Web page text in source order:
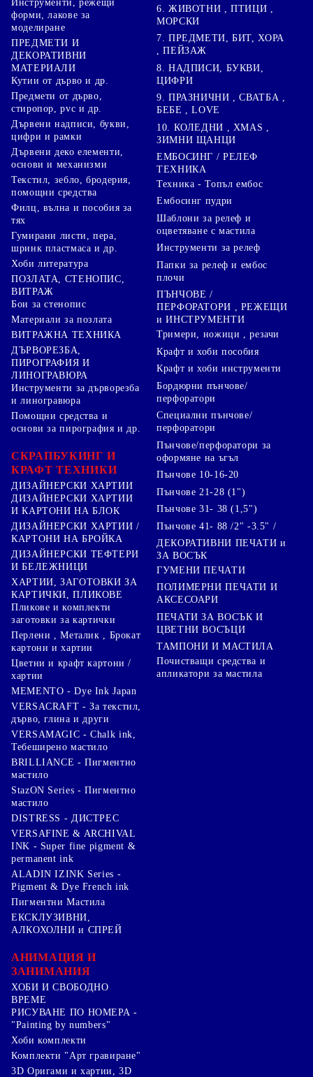
Инструменти, режещи
форми, лакове за
моделиране
ПРЕДМЕТИ И
ДЕКОРАТИВНИ
МАТЕРИАЛИ
Кутии от дърво и др.
Предмети от дърво,
стиропор, pvc и др.
Дървени надписи, букви,
цифри и рамки
Дървени деко елементи,
основи и механизми
Текстил, зебло, бродерия,
помощни средства
Филц, вълна и пособия за
тях
Гумирани листи, пера,
шринк пластмаса и др.
Хоби литература
ПОЗЛАТА, СТЕНОПИС,
ВИТРАЖ
Бои за стенопис
Материали за позлата
ВИТРАЖНА ТЕХНИКА
ДЪРВОРЕЗБА,
ПИРОГРАФИЯ И
ЛИНОГРАВЮРА
Инструменти за дърворезба
и линогравюра
Помощни средства и
основи за пирография и др.
СКРАПБУКИНГ И
КРАФТ ТЕХНИКИ
ДИЗАЙНЕРСКИ ХАРТИИ
ДИЗАЙНЕРСКИ ХАРТИИ
И КАРТОНИ НА БЛОК
ДИЗАЙНЕРСКИ ХАРТИИ /
КАРТОНИ НА БРОЙКА
ДИЗАЙНЕРСКИ ТЕФТЕРИ
И БЕЛЕЖНИЦИ
ХАРТИИ, ЗАГОТОВКИ ЗА
КАРТИЧКИ, ПЛИКОВЕ
Пликове и комплекти
заготовки за картички
Перлени , Металик , Брокат
картони и хартии
Цветни и крафт картони /
хартии
6. ЖИВОТНИ , ПТИЦИ ,
МОРСКИ
7. ПРЕДМЕТИ, БИТ, ХОРА
, ПЕЙЗАЖ
8. НАДПИСИ, БУКВИ,
ЦИФРИ
9. ПРАЗНИЧНИ , СВАТБА ,
БЕБЕ , LOVE
10. КОЛЕДНИ , XMAS ,
ЗИМНИ ЩАНЦИ
ЕМБОСИНГ / РЕЛЕФ
ТЕХНИКА
Техника - Топъл ембос
Ембосинг пудри
Шаблони за релеф и
оцветяване с мастила
Инструменти за релеф
Папки за релеф и ембос
плочи
ПЪНЧОВЕ /
ПЕРФОРАТОРИ , РЕЖЕЩИ
и ИНСТРУМЕНТИ
Тримери, ножици , резачи
Крафт и хоби пособия
Крафт и хоби инструменти
Бордюрни пънчове/
перфоратори
Специални пънчове/
перфоратори
Пънчове/перфоратори за
оформяне на ъгъл
Пънчове 10-16-20
Пънчове 21-28 (1")
Пънчове 31- 38 (1,5")
Пънчове 41- 88 /2" -3.5" /
ДЕКОРАТИВНИ ПЕЧАТИ и
ЗА ВОСЪК
ГУМЕНИ ПЕЧАТИ
ПОЛИМЕРНИ ПЕЧАТИ И
АКСЕСОАРИ
ПЕЧАТИ ЗА ВОСЪК И
ЦВЕТНИ ВОСЪЦИ
ТАМПОНИ И МАСТИЛА
Почистващи средства и
апликатори за мастила
MEMENTO - Dye Ink Japan
VERSACRAFT - За текстил,
дърво, глина и други
VERSAMAGIC - Chalk ink,
Тебеширено мастило
BRILLIANCE - Пигментно
мастило
StazON Series - Пигментно
мастило
DISTRESS - ДИСТРЕС
VERSAFINE & ARCHIVAL
INK - Super fine pigment &
permanent ink
ALADIN IZINK Series -
Pigment & Dye French ink
Пигментни Мастила
ЕКСКЛУЗИВНИ,
АЛКОХОЛНИ и СПРЕЙ
АНИМАЦИЯ И
ЗАНИМАНИЯ
ХОБИ И СВОБОДНО
ВРЕМЕ
РИСУВАНЕ ПО НОМЕРА -
"Painting by numbers"
Хоби комплекти
Комплекти "Арт гравиране"
3D Оригами и хартии, 3D